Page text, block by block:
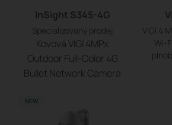
InSight S345-4G
Specializovaný prodej
Kovová VIGI 4MPx
Outdoor Full-Color 4G
Bullet Network Camera
VIGI 4
Wi-
NEW